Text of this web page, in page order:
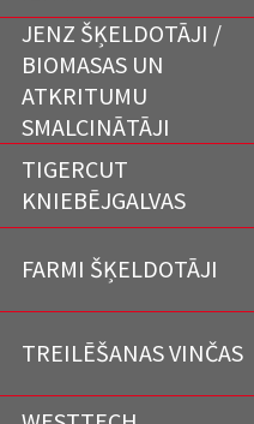
JENZ ŠĶELDOTĀJI /
BIOMASAS UN
ATKRITUMU
SMALCINĀTĀJI
TIGERCUT
KNIEBĒJGALVAS
FARMI ŠĶELDOTĀJI
TREILĒŠANAS VINČAS